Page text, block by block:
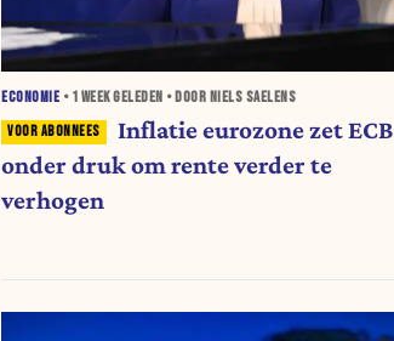
ECONOMIE • 1 WEEKGELEDEN • DOOR NIELS SAELENS
Inflatie eurozone zet ECB
onder druk om rente verder te
verhogen